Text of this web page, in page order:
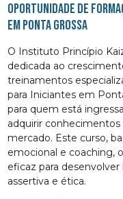
Oportunidade de
em Ponta Grossa
O Instituto Princípio
dedicada ao
treinamentos
para Iniciantes em
para quem está
adquirir
mercado. Este curso,
emocional e coaching,
eficaz para
assertiva e ética.